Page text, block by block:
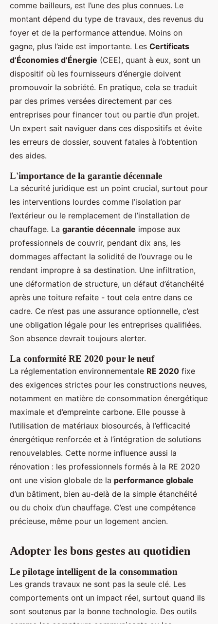
comme bailleurs, est l’une des plus connues. Le
montant dépend du type de travaux, des revenus du
foyer et de la performance attendue. Moins on
gagne, plus l’aide est importante. Les Certificats
d’Économies d’Énergie (CEE), quant à eux, sont un
dispositif où les fournisseurs d’énergie doivent
promouvoir la sobriété. En pratique, cela se traduit
par des primes versées directement par ces
entreprises pour financer tout ou partie d’un projet.
Un expert sait naviguer dans ces dispositifs et évite
les erreurs de dossier, souvent fatales à l’obtention
des aides.
L'importance de la garantie décennale
La sécurité juridique est un point crucial, surtout pour
les interventions lourdes comme l’isolation par
l’extérieur ou le remplacement de l’installation de
chauffage. La garantie décennale impose aux
professionnels de couvrir, pendant dix ans, les
dommages affectant la solidité de l’ouvrage ou le
rendant impropre à sa destination. Une infiltration,
une déformation de structure, un défaut d’étanchéité
après une toiture refaite - tout cela entre dans ce
cadre. Ce n’est pas une assurance optionnelle, c’est
une obligation légale pour les entreprises qualifiées.
Son absence devrait toujours alerter.
La conformité RE 2020 pour le neuf
La réglementation environnementale RE 2020 fixe
des exigences strictes pour les constructions neuves,
notamment en matière de consommation énergétique
maximale et d’empreinte carbone. Elle pousse à
l’utilisation de matériaux biosourcés, à l’efficacité
énergétique renforcée et à l’intégration de solutions
renouvelables. Cette norme influence aussi la
rénovation : les professionnels formés à la RE 2020
ont une vision globale de la performance globale
d’un bâtiment, bien au-delà de la simple étanchéité
ou du choix d’un chauffage. C’est une compétence
précieuse, même pour un logement ancien.
Adopter les bons gestes au quotidien
Le pilotage intelligent de la consommation
Les grands travaux ne sont pas la seule clé. Les
comportements ont un impact réel, surtout quand ils
sont soutenus par la bonne technologie. Des outils